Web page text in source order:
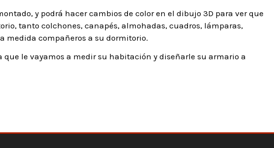
y podrá hacer cambios de color en el dibujo 3D para ver que
tanto colchones, canapés, almohadas, cuadros, lámparas,
medida compañeros a su dormitorio.
que le vayamos a medir su habitación y diseñarle su armario a